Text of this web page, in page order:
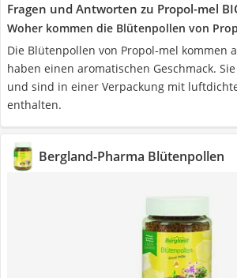
Fragen und Antworten zu Propol-mel
Woher kommen die Blütenpollen von
Die Blütenpollen von Propol-mel kommen
haben einen aromatischen Geschmack.
und sind in einer Verpackung mit
enthalten.
Bergland-Pharma Blütenpollen